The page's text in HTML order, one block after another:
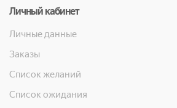
Личный кабинет
Личные данные
Заказы
Список желаний
Список ожидания